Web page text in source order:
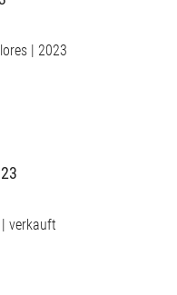
| 2023
verkauft